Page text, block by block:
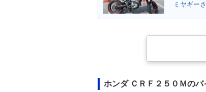
ミヤギー
ホンダ ＣＲＦ２５０Ｍのバ